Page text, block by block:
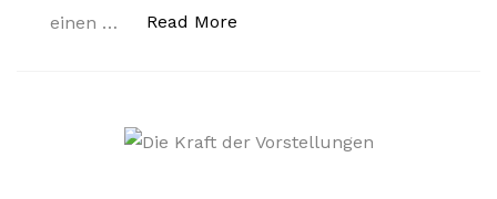
einen …
Read More